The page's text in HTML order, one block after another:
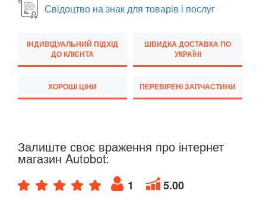
Expert II (VF3)
Partner II (B9)
RCZ
Traveller
ROVER
SAAB
Свідоцтво на знак для товарів і послуг
ІНДИВІДУАЛЬНИЙ ПІДХІД
ДО КЛІЄНТА
ШВИДКА ДОСТАВКА ПО
УКРАЇНІ
ХОРОШІ ЦІНИ ПЕРЕВІРЕНІ ЗАПЧАСТИНИ
Залиште своє враження про інтернет
магазин Autobot:
1 5.00